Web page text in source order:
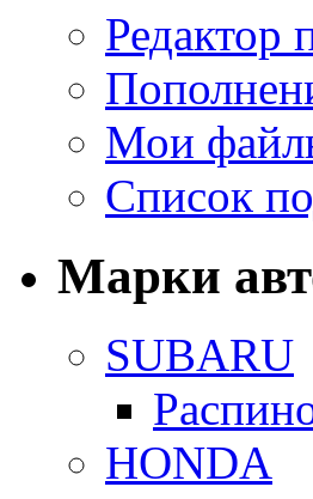
Редактор
Мои
Список
Марки
SUBARU
HONDA